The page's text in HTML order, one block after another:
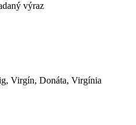
výraz
Virgín, Donáta, Virgínia